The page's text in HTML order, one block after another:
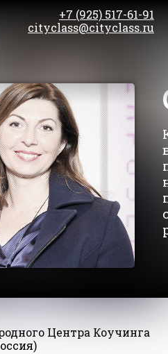
+7 (925) 517-61-91
cityclass@cityclass.ru
Центра Коучинга